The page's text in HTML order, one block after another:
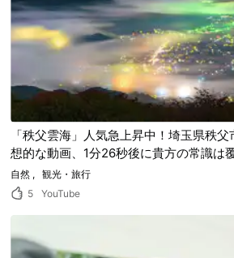
「秩父雲海」人気急上昇中！埼玉県秩
想的な動画、1分26秒後に貴方の常識は
自然
観光・旅行
5
YouTube